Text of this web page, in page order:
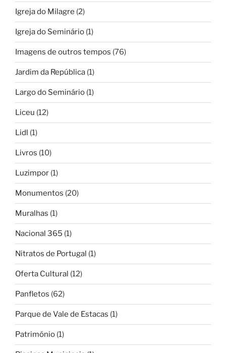
Igreja do Milagre (2)
Igreja do Seminário (1)
Imagens de outros tempos (76)
Jardim da República (1)
Largo do Seminário (1)
Liceu (12)
Lidl (1)
Livros (10)
Luzimpor (1)
Monumentos (20)
Muralhas (1)
Nacional 365 (1)
Nitratos de Portugal (1)
Oferta Cultural (12)
Panfletos (62)
Parque de Vale de Estacas (1)
Património (1)